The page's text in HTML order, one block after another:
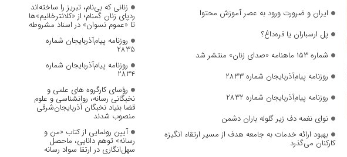
ایران و ضرورت ورود به عصر آموزش محتوا
پل ارسباران یا قره‌داغ؟
شماره ۱۵۳ ماهنامه «صدای زنان» منتشر شد
روزنامه پیام‌آذربایجان شماره 2833
روزنامه پیام‌آذربایجان شماره 2832
نوای نغمه دف زیر گلوله باران دشمن
بهبود ارائه خدمات به جامعه هدف از مسیر ارتقاء انگیزه
کارکنان می‌گذرد
زنانی که بی‌نام، تبریز را ساخته‌اند
ردپای زنان گمنام؛ از «کلانترخانیم»ها
تا «عموم نسوان» در اسناد مشروطه
روزنامه پیام‌آذربایجان شماره
2835
روزنامه پیام‌آذربایجان شماره
2834
رؤسای کارگروه های علمی و
نخبگانی رسانه، روانشناسی و علوم
قضا بنیاد نخبگان آذربایجان‌شرقی
منصوب شدند
آیین رونمایی از کتاب «من و
رسانه» توهم دانایی، ماحصل
سهل‌انگاری در ارتقا سواد رسانه